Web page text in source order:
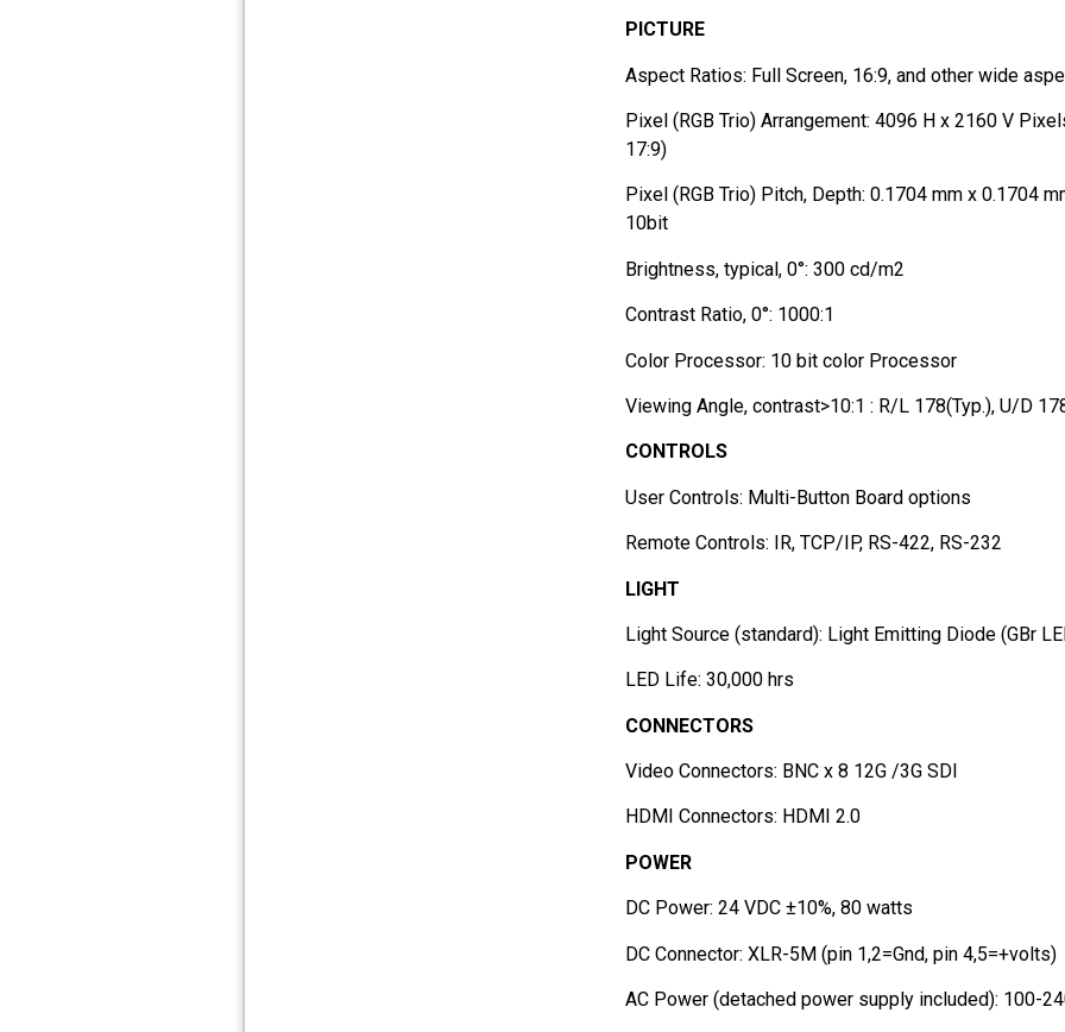
PICTURE
Aspect Ratios: Full Screen, 16:9, and other wide
Pixel (RGB Trio) Arrangement: 4096 H x 2160 V
17:9)
Pixel (RGB Trio) Pitch, Depth: 0.1704 mm x 0.1704
10bit
Brightness, typical, 0°: 300 cd/m2
Contrast Ratio, 0°: 1000:1
Color Processor: 10 bit color Processor
Viewing Angle, contrast>10:1 : R/L 178(Typ.), U/D
CONTROLS
User Controls: Multi-Button Board options
Remote Controls: IR, TCP/IP, RS-422, RS-232
LIGHT
Light Source (standard): Light Emitting Diode (GBr
LED Life: 30,000 hrs
CONNECTORS
Video Connectors: BNC x 8 12G /3G SDI
HDMI Connectors: HDMI 2.0
POWER
DC Power: 24 VDC ±10%, 80 watts
DC Connector: XLR-5M (pin 1,2=Gnd, pin 4,5=+volts)
AC Power (detached power supply included): 100-